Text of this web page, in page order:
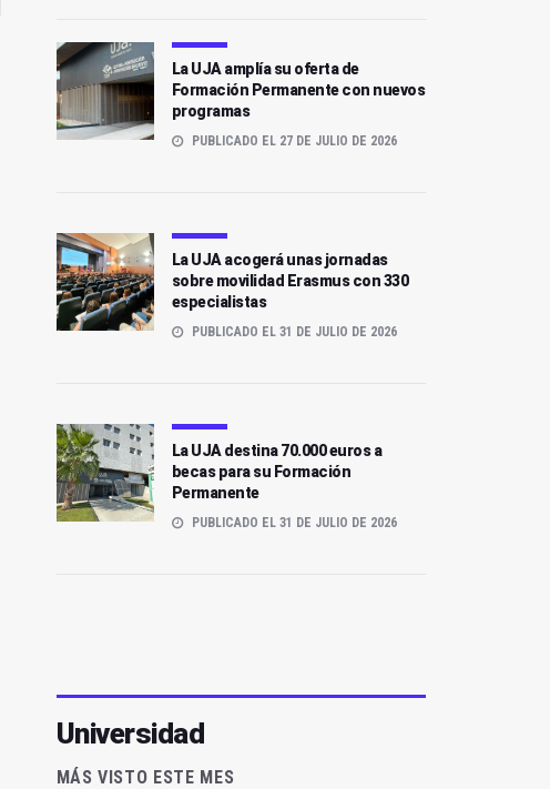
La UJA amplía su oferta de
Formación Permanente con nuevos
programas
PUBLICADO EL 27 DE JULIO DE 2026
La UJA acogerá unas jornadas
sobre movilidad Erasmus con 330
especialistas
PUBLICADO EL 31 DE JULIO DE 2026
La UJA destina 70.000 euros a
becas para su Formación
Permanente
PUBLICADO EL 31 DE JULIO DE 2026
Universidad
MÁS VISTO ESTE MES